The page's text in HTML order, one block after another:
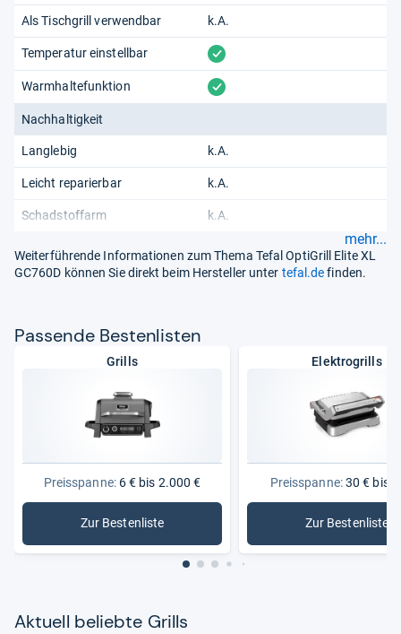
Als Tischgrill verwendbar k.A.
Temperatur einstellbar vorhanden
Warmhaltefunktion vorhanden
Nachhaltigkeit
Langlebig k.A.
Leicht reparierbar k.A.
Schadstoffarm k.A.
mehr...
Weiterführende Informationen zum Thema Tefal OptiGrill Elite XL
GC760D können Sie direkt beim Hersteller unter tefal.definden.
Pas­sende Bes­ten­lis­ten
Grills
Preisspanne:6 € bis 2.000 €
Zur Bestenliste
: Grills
Elektrogrills
Preisspanne:30 € bis
Zur Bestenliste
:
Aktu­ell beliebte Grills